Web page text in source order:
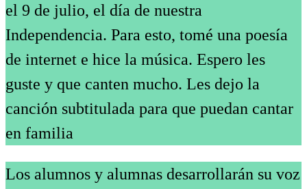
el 9 de julio, el día de nuestra
Independencia. Para esto, tomé una poesía
de internet e hice la música. Espero les
guste y que canten mucho. Les dejo la
canción subtitulada para que puedan cantar
en familia
Los alumnos y alumnas desarrollarán su voz